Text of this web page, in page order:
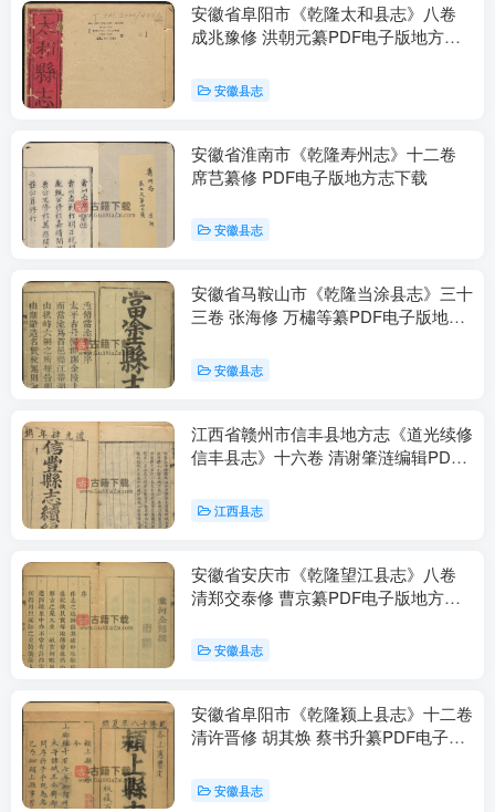
安徽省阜阳市《乾隆太和县志》八卷
成兆豫修 洪朝元纂PDF电子版地方志
安徽县志
安徽省淮南市《乾隆寿州志》十二卷
席芑纂修 PDF电子版地方志下载
安徽县志
安徽省马鞍山市《乾隆当涂县志》三十
三卷 张海修 万橚等纂PDF电子版地方
安徽县志
江西省赣州市信丰县地方志《道光续修
信丰县志》十六卷 清谢肇涟编辑PDF
江西县志
安徽省安庆市《乾隆望江县志》八卷
清郑交泰修 曹京纂PDF电子版地方志
安徽县志
安徽省阜阳市《乾隆颍上县志》十二卷
清许晋修 胡其焕 蔡书升纂PDF电子版
安徽县志